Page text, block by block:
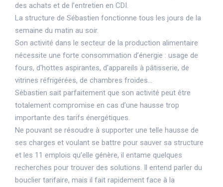
des achats et de l’entretien en CDI.
La structure de Sébastien fonctionne tous les jours de la
semaine du matin au soir.
Son activité dans le secteur de la production alimentaire
nécessite une forte consommation d’énergie : usage de
fours, d'hottes aspirantes, d’appareils à pâtisserie, de
vitrines réfrigérées, de chambres froides…
Sébastien sait parfaitement que son activité peut être
totalement compromise en cas d’une hausse trop
importante des tarifs énergétiques.
Ne pouvant se résoudre à supporter une telle hausse de
ses charges et voulant se battre pour sauver sa structure
et les 11 emplois qu’elle génère, il entame quelques
recherches pour trouver des solutions. Il entend parler du
bouclier tarifaire, mais il fait rapidement face à la